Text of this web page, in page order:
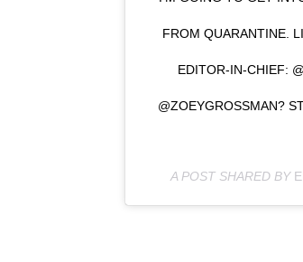
FROM QUARANTINE.
EDITOR-IN-CHIEF:
@ZOEYGROSSMAN?
A POST SHARED BY